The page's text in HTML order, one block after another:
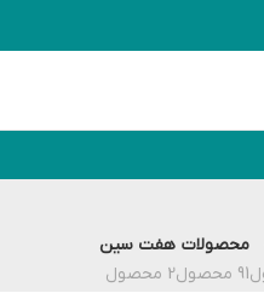
محصولات
91 محصول
هفت سین
2 محصول